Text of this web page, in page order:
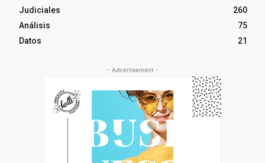
Judiciales
260
Análisis
75
Datos
21
- Advertisement -